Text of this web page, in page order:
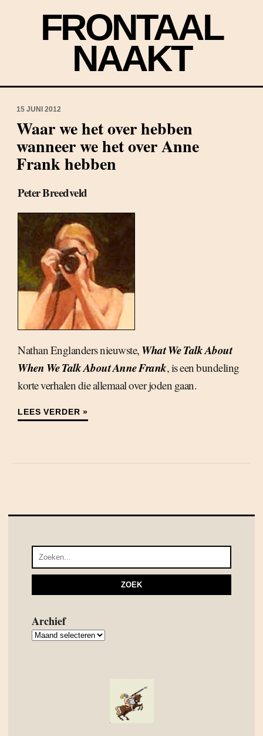
FRONTAAL
NAAKT
15 JUNI 2012
Waar we het over hebben
wanneer we het over Anne
Frank hebben
Peter Breedveld
Nathan Englanders nieuwste, What We Talk About
When We Talk About Anne Frank, is een bundeling
korte verhalen die allemaal over joden gaan.
LEES VERDER »
Archief
Archief